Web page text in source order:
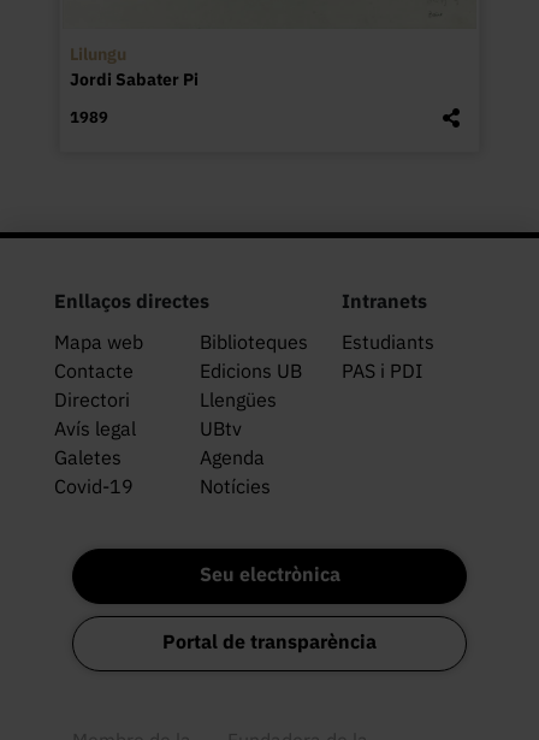
Lilungu
Jordi Sabater Pi
1989
Enllaços directes
Mapa web
Biblioteques
Contacte
Edicions UB
Directori
Llengües
Avís legal
UBtv
Galetes
Agenda
Covid-19
Notícies
Intranets
Estudiants
PAS i PDI
Seu electrònica
Portal de transparència